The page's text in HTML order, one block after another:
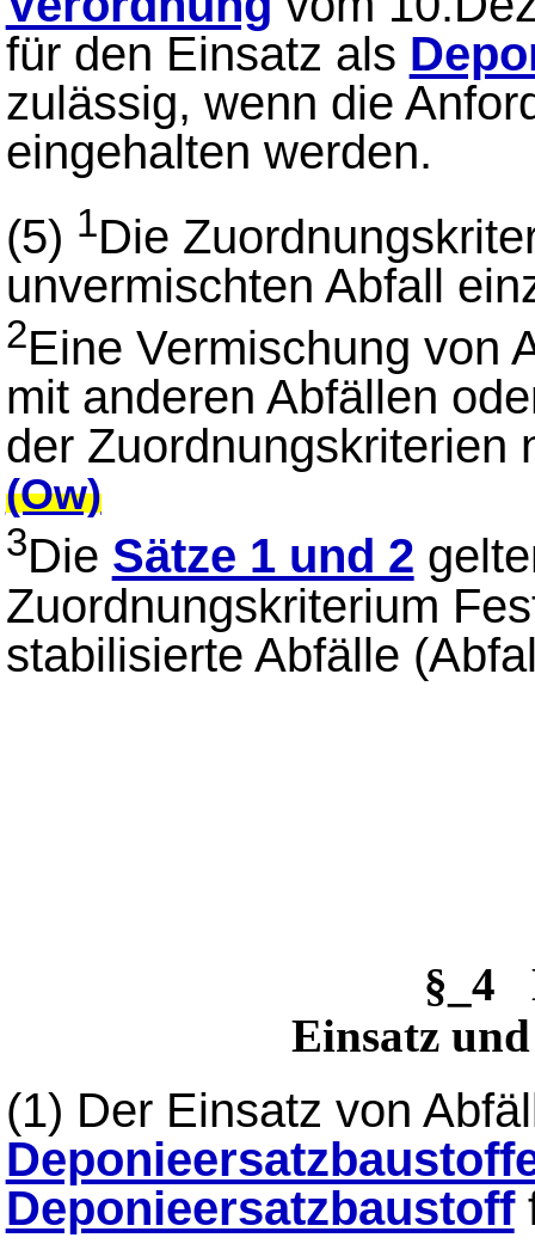
für den Einsatz als
zulässig, wenn die
eingehalten werden.
(5) 1Die
unvermischten Abfall
2Eine Vermischung von
mit anderen Abfällen
der Zuordnungskriterien
(Ow)
3Die Sätze 1 und 2
Zuordnungskriterium
stabilisierte Abfälle
§_4
Einsatz
(1) Der Einsatz von
Deponieersatzbaustoff